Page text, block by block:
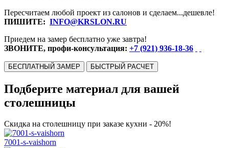
Пересчитаем любой проект из салонов и сделаем...дешевле!
ПИШИТЕ: INFO@KRSLON.RU
Приедем на замер бесплатно уже завтра!
ЗВОНИТЕ, профи-консультация: +7 (921) 936-18-36
БЕСПЛАТНЫЙ ЗАМЕР БЫСТРЫЙ РАСЧЕТ
Подберите материал для вашей
столешницы
Скидка на столешницу при заказе кухни - 20%!
7001-s-vaishorn